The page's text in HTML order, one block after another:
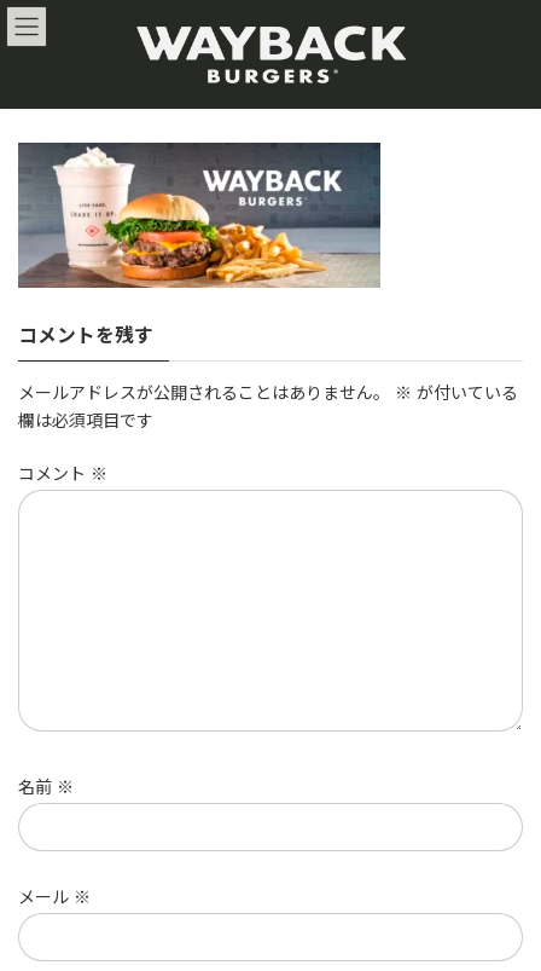
コ
ン
ナ
ビ
コメントを残す
メールアドレスが公開されることはありません。 ※ が付いている
欄は必須項目です
コメント ※
名前 ※
メール ※